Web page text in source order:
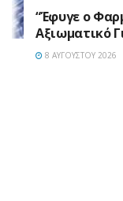
“Έφυγε ο
Αξιωματικό
8 ΑΥΓΟΎΣΤΟΥ 2026